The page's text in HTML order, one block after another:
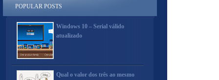
POPULAR POSTS
Windows 10 – Serial válido
atualizado
Qual o valor dos três ao mesmo